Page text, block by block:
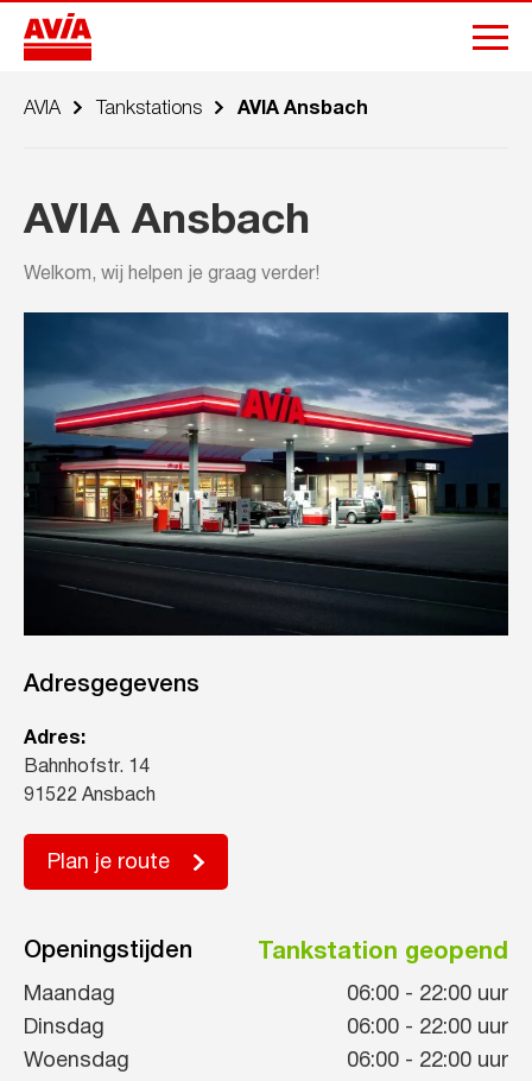
AVIA Tankstations AVIA Ansbach
AVIA Ansbach
Welkom, wij helpen je graag verder!
Adresgegevens
Adres:
Bahnhofstr. 14
91522 Ansbach
Plan je route
Openingstijden Tankstation geopend
Maandag 06:00 - 22:00 uur
Dinsdag
06:00 - 22:00 uur
Woensdag
06:00 - 22:00 uur